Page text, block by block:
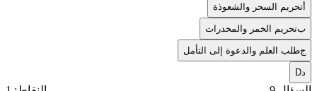
تحريم السحر والشعوذة
بتحريم الخمر والمخدرات
جطلب العلم والدعوة إلى التأمل
D